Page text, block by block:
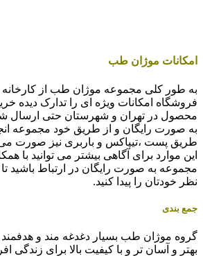
امکانات موژان طب
به طور کلی مجموعه موژان طب از
فروشگاه امکانات ویژه ای را تدارک دیده
محصول در تهران و شهرستان حتی ارسال
به صورت رایگان و از طریق خود مجموعه
طریق پست ،تیپاکس و باربری نیز صورت می
این موارد برای آگاهی بیشتر می توانید با
مجموعه به صورت رایگان در ارتباط باشید
نظر خودتان را پیدا کنید.
جمع بندی
گروه موژان طب بسیار دغدغه مند و هدفمند
بهتر و آسان تر و با کیفیت بالا برای زندگی